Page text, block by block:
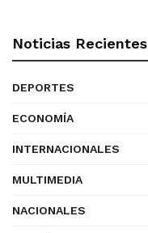
Noticias Recientes
DEPORTES
ECONOMÍA
INTERNACIONALES
MULTIMEDIA
NACIONALES